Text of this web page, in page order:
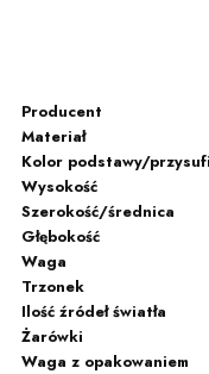
Producent
Materiał
Kolor podstawy/
Wysokość
Szerokość/średnica
Głębokość
Waga
Trzonek
Ilość źródeł światła
Żarówki
Waga z opakowaniem